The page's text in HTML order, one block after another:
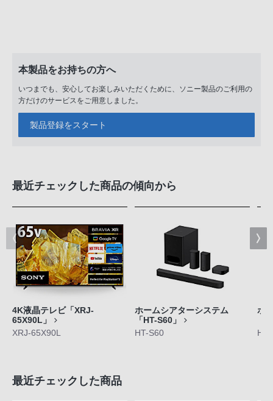
本製品をお持ちの方へ
いつまでも、安心してお楽しみいただくために、ソニー製品のご利用の
方だけのサービスをご用意しました。
製品登録をスタート
最近チェックした商品の傾向から
4K液晶テレビ「XRJ-
65X90L」
XRJ-65X90L
ホームシアターシステム
「HT-S60」
HT-S60
ホ
最近チェックした商品